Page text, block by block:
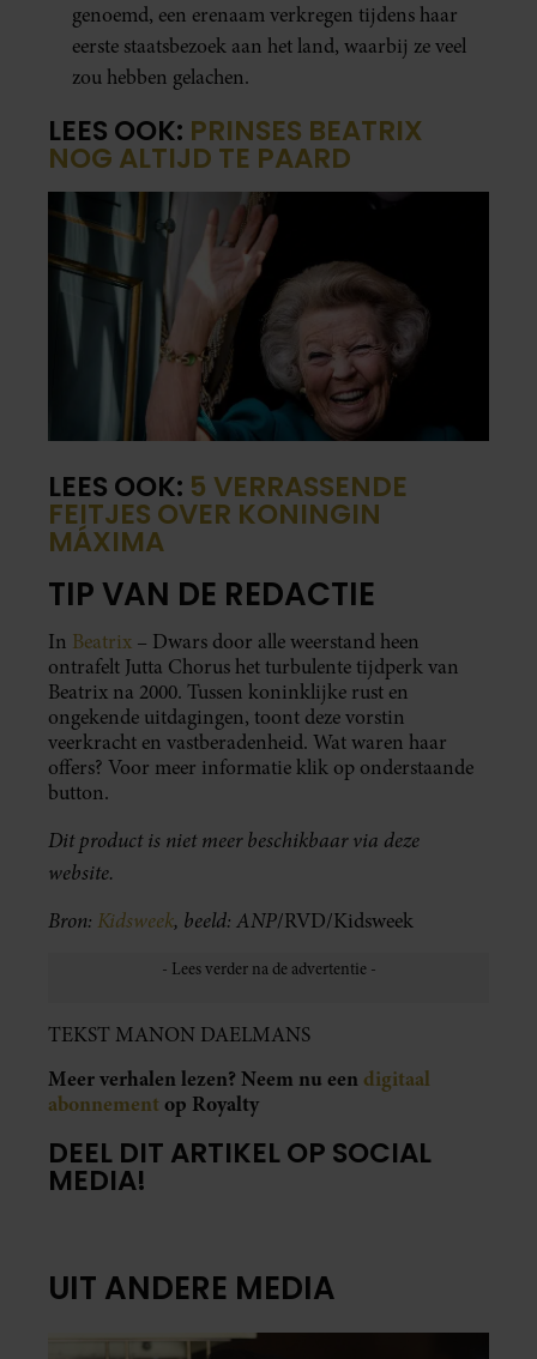
genoemd, een erenaam verkregen tijdens haar
eerste staatsbezoek aan het land, waarbij ze veel
zou hebben gelachen.
LEES OOK: PRINSES BEATRIX
NOG ALTIJD TE PAARD
LEES OOK: 5 VERRASSENDE
FEITJES OVER KONINGIN
MÁXIMA
TIP VAN DE REDACTIE
In Beatrix – Dwars door alle weerstand heen
ontrafelt Jutta Chorus het turbulente tijdperk van
Beatrix na 2000. Tussen koninklijke rust en
ongekende uitdagingen, toont deze vorstin
veerkracht en vastberadenheid. Wat waren haar
offers? Voor meer informatie klik op onderstaande
button.
Dit product is niet meer beschikbaar via deze
website.
Bron: Kidsweek, beeld: ANP/RVD/Kidsweek
TEKST MANON DAELMANS
Meer verhalen lezen? Neem nu een digitaal
abonnement op Royalty
DEEL DIT ARTIKEL OP SOCIAL
MEDIA!
UIT ANDERE MEDIA